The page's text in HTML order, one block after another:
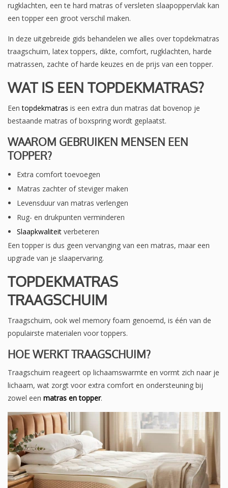
rugklachten, een te hard matras of versleten slaapoppervlak kan
een topper een groot verschil maken.
In deze uitgebreide gids behandelen we alles over topdekmatras
traagschuim, latex toppers, dikte, comfort, rugklachten, harde
matrassen, zachte of harde keuzes en de prijs van een topper.
WAT IS EEN TOPDEKMATRAS?
Eentopdekmatras is een extra dun matras dat bovenop je
bestaande matras of boxspring wordt geplaatst.
WAAROM GEBRUIKEN MENSEN EEN
TOPPER?
Extra comfort toevoegen
Matras zachter of steviger maken
Levensduur van matras verlengen
Rug- en drukpunten verminderen
Slaapkwaliteit verbeteren
Een topper is dus geen vervanging van een matras, maar een
upgrade van je slaapervaring.
TOPDEKMATRAS
TRAAGSCHUIM
Traagschuim, ook wel memory foam genoemd, is één van de
populairste materialen voor toppers.
HOE WERKT TRAAGSCHUIM?
Traagschuim reageert op lichaamswarmte en vormt zich naar je
lichaam, wat zorgt voor extra comfort en ondersteuning bij
zowel een matras en topper.